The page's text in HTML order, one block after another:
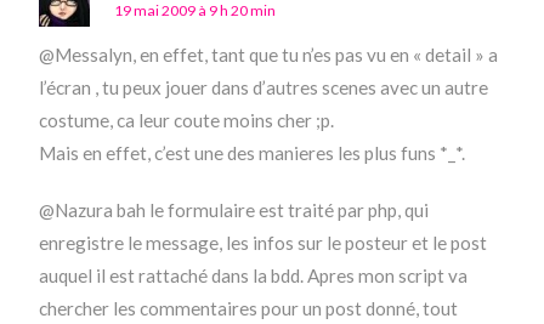
19 mai 2009 à 9 h 20 min
@Messalyn, en effet, tant que tu n’es pas vu en « detail » a
l’écran , tu peux jouer dans d’autres scenes avec un autre
costume, ca leur coute moins cher ;p.
Mais en effet, c’est une des manieres les plus funs *_*.
@Nazura bah le formulaire est traité par php, qui
enregistre le message, les infos sur le posteur et le post
auquel il est rattaché dans la bdd. Apres mon script va
chercher les commentaires pour un post donné, tout